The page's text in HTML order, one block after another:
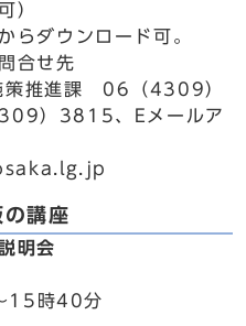
）
からダウンロード可。
合せ先
策推進課 06（4309）
）3815、Eメールア
講座
明会
15時40分